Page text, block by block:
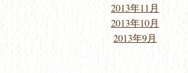
2013年11月
2013年10月
2013年9月